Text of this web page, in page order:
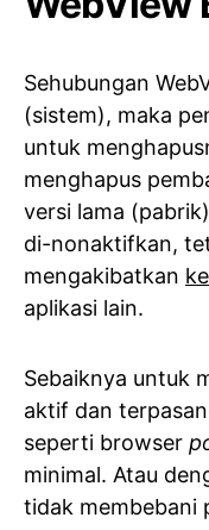
Sehubungan
(sistem), maka
untuk
menghapus
versi lama
di-nonaktifkan,
mengakibatkan
aplikasi lain.
Sebaiknya untuk
aktif dan
seperti browser
minimal. Atau
tidak membebani